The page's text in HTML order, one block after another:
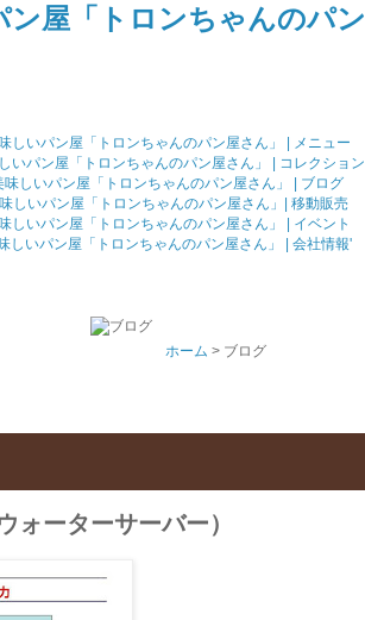
しいパン屋「トロンちゃんのパン屋さん」 | メニュー
いパン屋「トロンちゃんのパン屋さん」 | コレクション
味しいパン屋「トロンちゃんのパン屋さん」 | ブログ
しいパン屋「トロンちゃんのパン屋さん」| 移動販売
しいパン屋「トロンちゃんのパン屋さん」 | イベント
しいパン屋「トロンちゃんのパン屋さん」 | 会社情報'
ホーム > ブログ
ォーターサーバー）